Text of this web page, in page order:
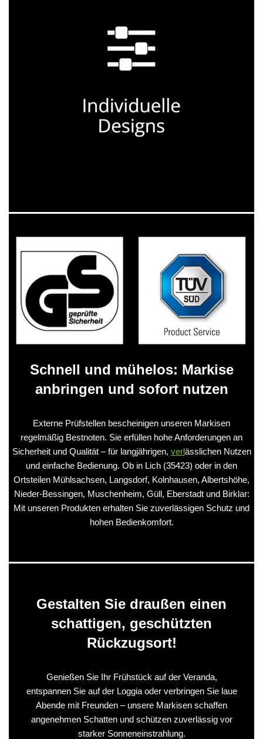
Schnell und mühelos: Markise
anbringen und sofort nutzen
Externe Prüfstellen bescheinigen unseren Markisen
regelmäßig Bestnoten. Sie erfüllen hohe Anforderungen an
Sicherheit und Qualität – für langjährigen, verlässlichen Nutzen
und einfache Bedienung. Ob in Lich (35423) oder in den
Ortsteilen Mühlsachsen, Langsdorf, Kolnhausen, Albertshöhe,
Nieder‑Bessingen, Muschenheim, Güll, Eberstadt und Birklar:
Mit unseren Produkten erhalten Sie zuverlässigen Schutz und
hohen Bedienkomfort.
Gestalten Sie draußen einen
schattigen, geschützten
Rückzugsort!
Genießen Sie Ihr Frühstück auf der Veranda,
entspannen Sie auf der Loggia oder verbringen Sie laue
Abende mit Freunden – unsere Markisen schaffen
angenehmen Schatten und schützen zuverlässig vor
starker Sonneneinstrahlung.